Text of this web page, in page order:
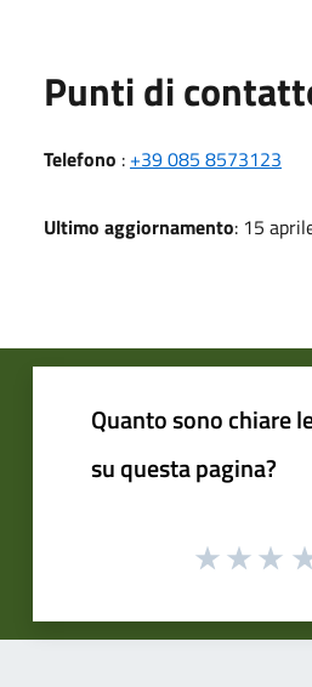
Punti di
Telefono : +39 085 8573123
Ultimo aggiornamento: 15
Quanto sono chiare
su questa pagina?